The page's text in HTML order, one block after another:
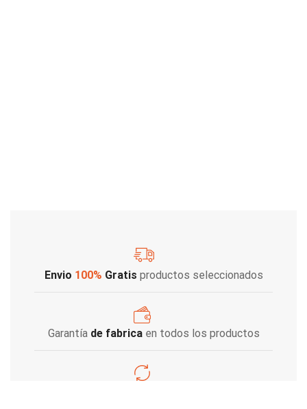
Envio 100% Gratis productos seleccionados
Garantía de fabricaen todos los productos